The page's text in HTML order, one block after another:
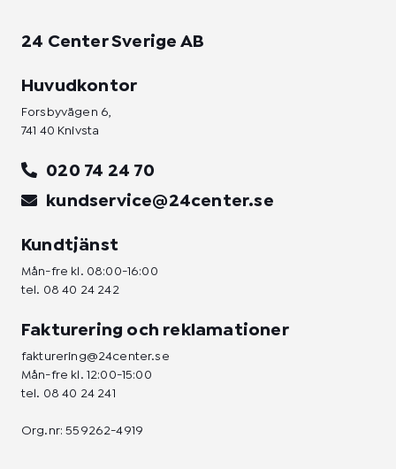
24 Center Sverige AB
Huvudkontor
Forsbyvägen 6,
741 40 Knivsta
020 74 24 70
kundservice@24center.se
Kundtjänst
Mån-fre kl. 08:00-16:00
tel. 08 40 24 242
Fakturering och reklamationer
fakturering@24center.se
Mån-fre kl. 12:00-15:00
tel. 08 40 24 241
Org.nr: 559262-4919